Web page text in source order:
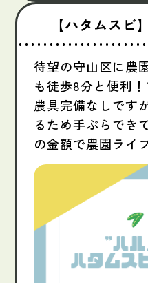
【ハタムスビ
待望の守山区に農
も徒歩8分と便利
農具完備なしです
るため手ぶらでき
の金額で農園ライ